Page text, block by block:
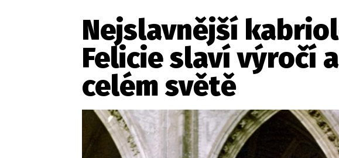
Český trh
Profi
Etický kodex Kontakt Vydavatel Inzerce
Provozovatelem serveru autoroad.cz je
Nejslavnější
Felicie slaví výročí
celém světě